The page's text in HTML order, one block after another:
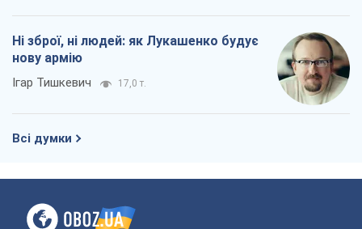
Ні зброї, ні людей: як Лукашенко будує
нову армію
Ігар Тишкевич 17,0 т.
Всі думки